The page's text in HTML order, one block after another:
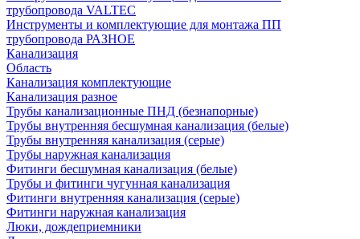
трубопровода VALTEC
Инструменты и комплектующие для монтажа ПП
трубопровода РАЗНОЕ
Канализация
Область
Канализация комплектующие
Канализация разное
Трубы канализационные ПНД (безнапорные)
Трубы внутренняя бесшумная канализация (белые)
Трубы внутренняя канализация (серые)
Трубы наружная канализация
Фитинги бесшумная канализация (белые)
Трубы и фитинги чугунная канализация
Фитинги внутренняя канализация (серые)
Фитинги наружная канализация
Люки, дождеприемники